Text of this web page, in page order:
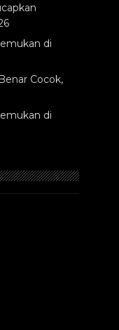
di
Cocok,
di